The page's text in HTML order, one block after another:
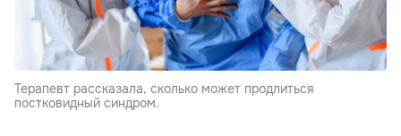
Терапевт рассказала, сколько может продлиться
постковидный синдром.